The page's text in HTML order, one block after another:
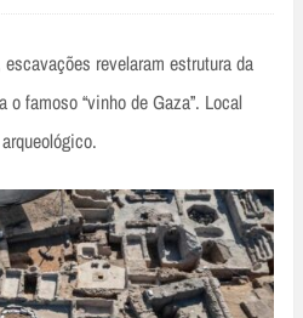
revelaram estrutura da
famoso “vinho de Gaza”. Local